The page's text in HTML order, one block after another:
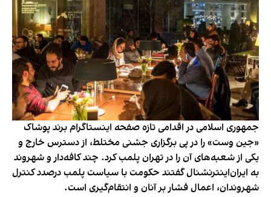
جمهوری اسلامی در اقدامی تازه صفحه اینستاگرام برند پوشاک
«جین وست» را در پی برگزاری جشنی مختلط، از دسترس خارج و
یکی از شعبه‌های آن را در تهران پلمب کرد. چند کافه‌‌دار و شهروند
به ایران‌اینترنشنال گفتند حکومت با سیاست پلمب درصدد کنترل
شهروندان، اعمال فشار بر آنان و انتقام‌گیری است.